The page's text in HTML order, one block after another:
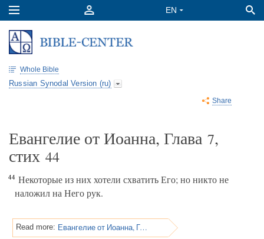
Whole Bible
Russian Synodal Version (ru)
Share
Евангелие от Иоанна, Глава 7,
стих 44
44 Некоторые из них хотели схватить Его; но никто не
наложил на Него рук.
Read more: Евангелие от Иоанна, Глава 7